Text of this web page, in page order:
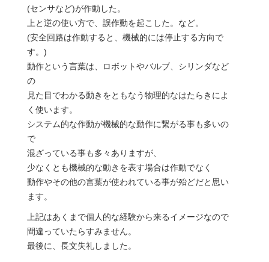
(センサなど)が作動した。
上と逆の使い方で、誤作動を起こした。など。
(安全回路は作動すると、機械的には停止する方向で
す。)
動作という言葉は、ロボットやバルブ、シリンダなど
の
見た目でわかる動きをともなう物理的なはたらきによ
く使います。
システム的な作動が機械的な動作に繋がる事も多いの
で
混ざっている事も多々ありますが、
少なくとも機械的な動きを表す場合は作動でなく
動作やその他の言葉が使われている事が殆どだと思い
ます。
上記はあくまで個人的な経験から来るイメージなので
間違っていたらすみません。
最後に、長文失礼しました。